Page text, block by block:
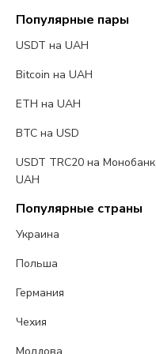
Популярные пары
USDT на UAH
Bitcoin на UAH
ETH на UAH
BTC на USD
USDT TRC20 на Монобанк
UAH
Популярные страны
Украина
Польша
Германия
Чехия